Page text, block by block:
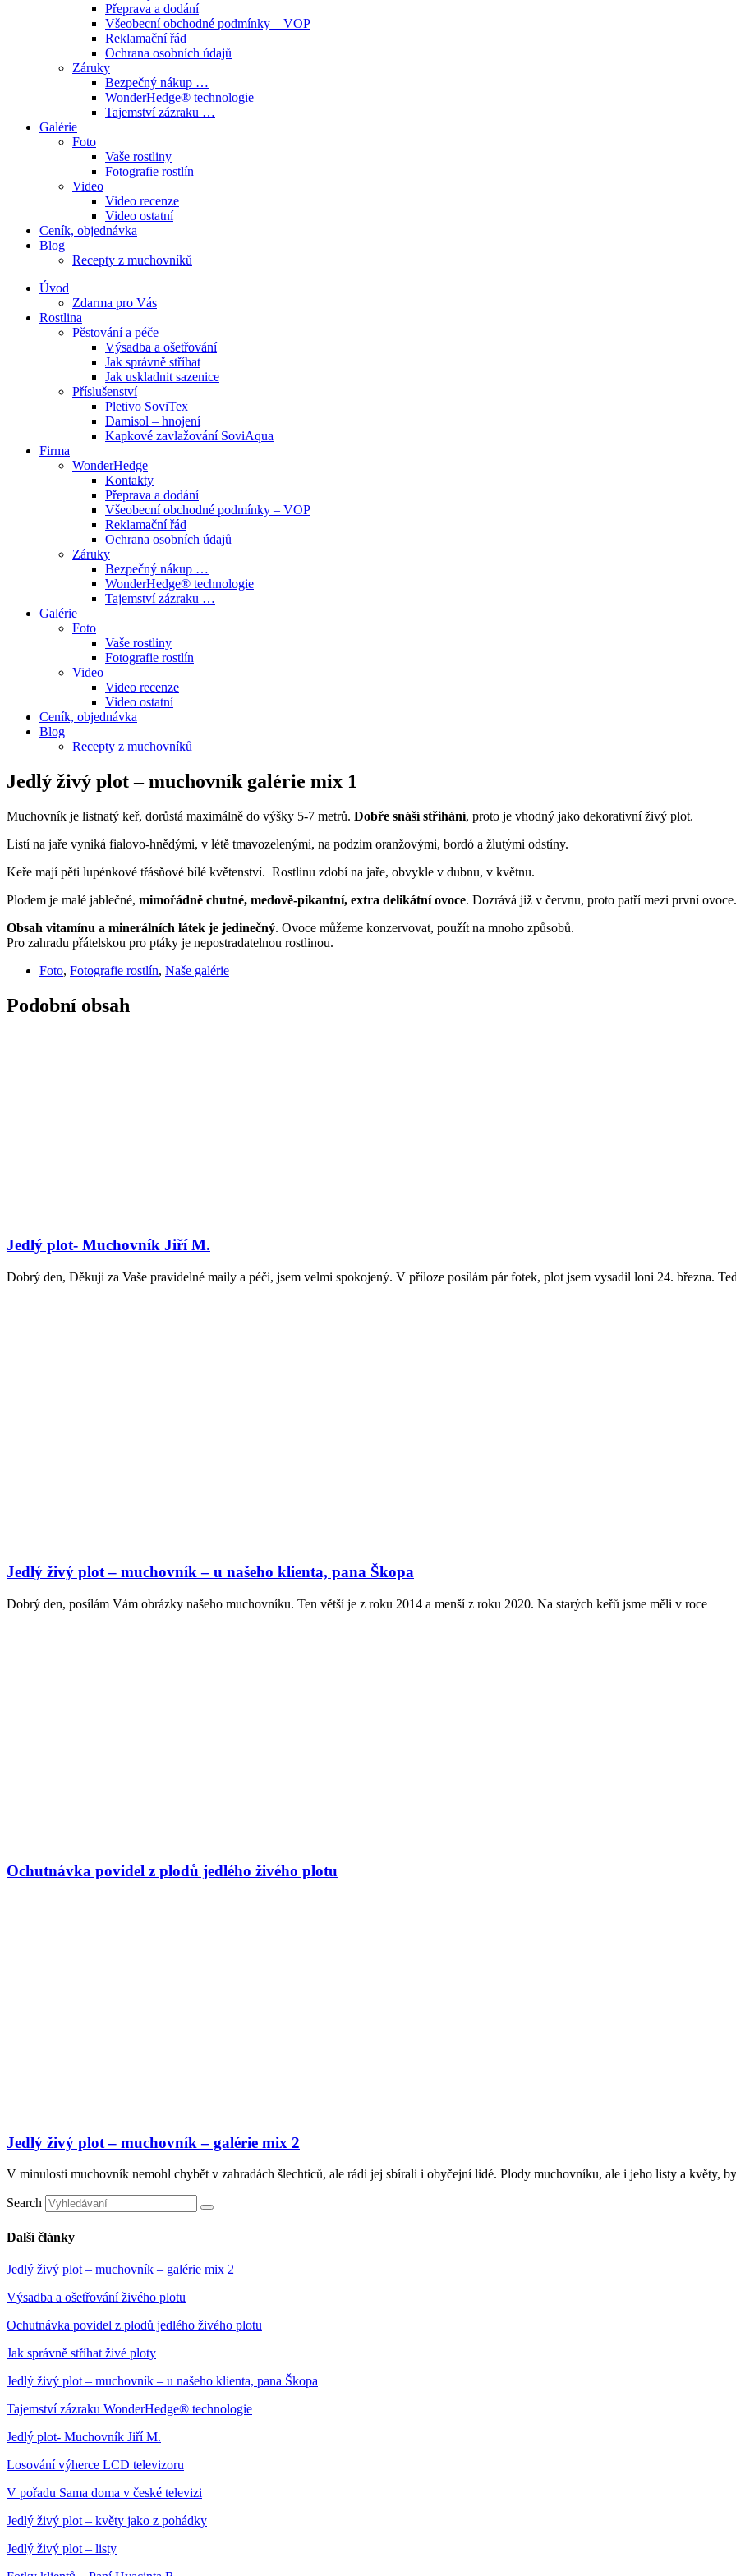
Přeprava a dodání
Všeobecní obchodné podmínky – VOP
Reklamační řád
Ochrana osobních údajů
Záruky
Bezpečný nákup …
WonderHedge® technologie
Tajemství zázraku …
Galérie
Foto
Vaše rostliny
Fotografie rostlín
Video
Video recenze
Video ostatní
Ceník, objednávka
Blog
Recepty z muchovníků
Úvod
Zdarma pro Vás
Rostlina
Pěstování a péče
Výsadba a ošetřování
Jak správně stříhat
Jak uskladnit sazenice
Příslušenství
Pletivo SoviTex
Damisol – hnojení
Kapkové zavlažování SoviAqua
Firma
WonderHedge
Kontakty
Přeprava a dodání
Všeobecní obchodné podmínky – VOP
Reklamační řád
Ochrana osobních údajů
Záruky
Bezpečný nákup …
WonderHedge® technologie
Tajemství zázraku …
Galérie
Foto
Vaše rostliny
Fotografie rostlín
Video
Video recenze
Video ostatní
Ceník, objednávka
Blog
Recepty z muchovníků
Jedlý živý plot – muchovník galérie mix 1
Muchovník je listnatý keř, dorůstá maximálně do výšky 5-7 metrů. Dobře snáší střihání, proto je vhodný jako dekorativní živý plot.
Listí na jaře vyniká fialovo-hnědými, v létě tmavozelenými, na podzim oranžovými, bordó a žlutými odstíny.
Keře mají pěti lupénkové třásňové bílé květenství. Rostlinu zdobí na jaře, obvykle v dubnu, v květnu.
Plodem je malé jablečné, mimořádně chutné, medově-pikantní, extra delikátní ovoce. Dozrává již v červnu, proto patří mezi první ovoce.
Obsah vitamínu a minerálních látek je jedinečný. Ovoce můžeme konzervovat, použít na mnoho způsobů.
Pro zahradu přátelskou pro ptáky je nepostradatelnou rostlinou.
Foto, Fotografie rostlín, Naše galérie
Podobní obsah
Jedlý plot- Muchovník Jiří M.
Dobrý den, Děkuji za Vaše pravidelné maily a péči, jsem velmi spokojený. V příloze posílám pár fotek, plot jsem vysadil loni 24. března.
Jedlý živý plot – muchovník – u našeho klienta, pana Škopa
Dobrý den, posílám Vám obrázky našeho muchovníku. Ten větší je z roku 2014 a menší z roku 2020. Na starých keřů jsme měli v roce
Ochutnávka povidel z plodů jedlého živého plotu
Jedlý živý plot – muchovník – galérie mix 2
V minulosti muchovník nemohl chybět v zahradách šlechticů, ale rádi jej sbírali i obyčejní lidé. Plody muchovníku, ale i jeho listy a květy,
Search
Další články
Jedlý živý plot – muchovník – galérie mix 2
Výsadba a ošetřování živého plotu
Ochutnávka povidel z plodů jedlého živého plotu
Jak správně stříhat živé ploty
Jedlý živý plot – muchovník – u našeho klienta, pana Škopa
Tajemství zázraku WonderHedge® technologie
Jedlý plot- Muchovník Jiří M.
Losování výherce LCD televizoru
V pořadu Sama doma v české televizi
Jedlý živý plot – květy jako z pohádky
Jedlý živý plot – listy